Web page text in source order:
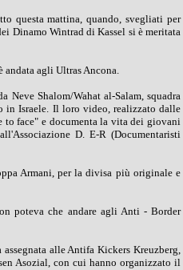
questa mattina, quando, svegliati per
Dinamo Wintrad di Kassel si è meritata
andata agli Ultras Ancona.
Shalom/Wahat al-Salam, squadra
in Israele. Il loro video, realizzato dalle
face" e documenta la vita dei giovani
D. E-R (Documentaristi
Armani, per la divisa più originale e
poteva che andare agli Anti - Border
alle Antifa Kickers Kreuzberg,
Asozial, con cui hanno organizzato il